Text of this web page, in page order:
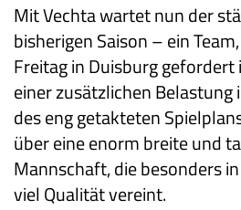
Mit Vechta wartet nun der
bisherigen Saison – ein
Freitag in Duisburg
einer zusätzlichen Belastung
des eng getakteten
über eine enorm breite und
Mannschaft, die besonders
viel Qualität vereint.